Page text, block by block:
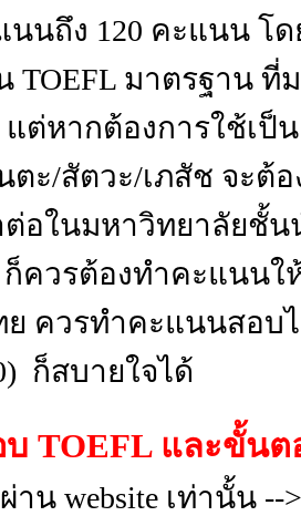
นนถึง 120 คะแนน โ
มาตรฐาน ที่มห
หากต้องการใช้เป็น
ะ/สัตวะ/เภสัช จะต้
อในมหาวิทยาลัยชั้น
ก็ควรต้องทำคะแนน
ย ควรทำคะแนนสอบ
ก็สบายใจได้
บ TOEFL และขั้น
าน website เท่านั้น --